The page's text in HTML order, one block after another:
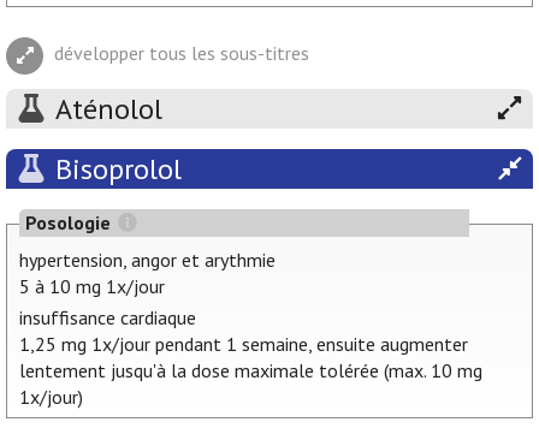
développer tous les sous-titres
Aténolol
Bisoprolol
Posologie
hypertension, angor et arythmie
5 à 10 mg 1x/jour
insuffisance cardiaque
1,25 mg 1x/jour pendant 1 semaine, ensuite augmenter
lentement jusqu'à la dose maximale tolérée (max. 10 mg
1x/jour)